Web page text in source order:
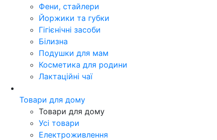
Фени, стайлери
Йоржики та губки
Гігієнічні засоби
Білизна
Подушки для мам
Косметика для родини
Лактаційні чаї
Товари для дому
Товари для дому
Усі товари
Електроживлення